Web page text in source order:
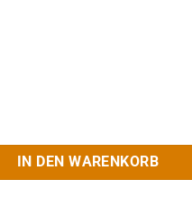
IN DEN WARENKORB